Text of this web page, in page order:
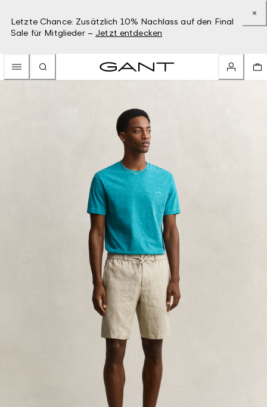
Letzte Chance: Zusätzlich 10% Nachlass auf den Final
Sale für Mitglieder – Jetzt entdecken